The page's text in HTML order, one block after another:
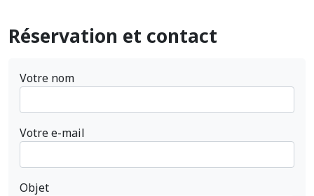
Réservation et contact
Votre nom
Votre e-mail
Objet